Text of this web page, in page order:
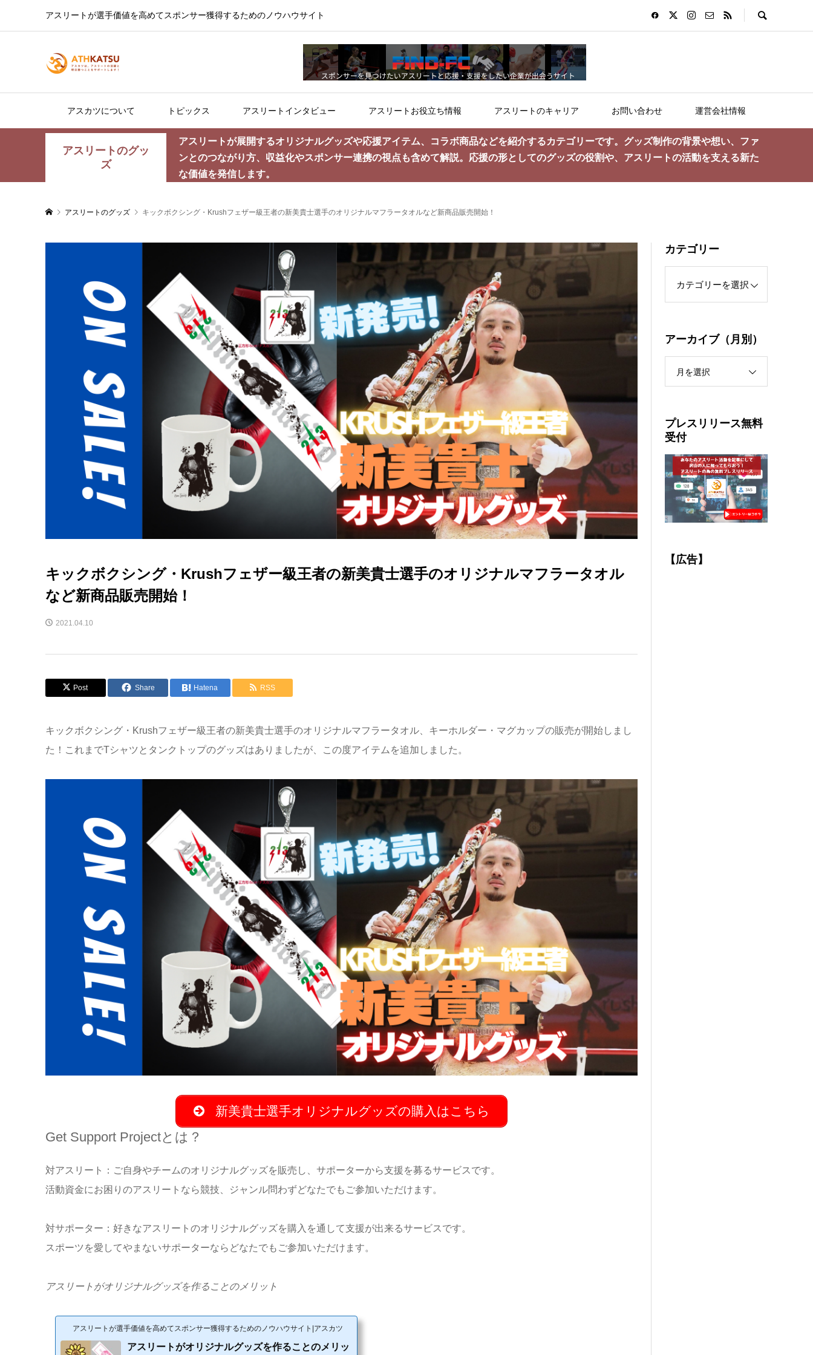
アスリートが選手価値を高めてスポンサー獲得するためのノウハウサイト
アスカツについて トピックス アスリートインタビュー アスリートお役立ち情報 アスリートのキャリア お問い合わせ 運営会社情報
アスリートのグッ
ズ
アスリートが展開するオリジナルグッズや応援アイテム、コラボ商品などを紹介するカテゴリーです。グッズ制作の背景や想い、ファ
ンとのつながり方、収益化やスポンサー連携の視点も含めて解説。応援の形としてのグッズの役割や、アスリートの活動を支える新た
な価値を発信します。
アスリートのグッズ キックボクシング・Krushフェザー級王者の新美貴士選手のオリジナルマフラータオルなど新商品販売開始！
キックボクシング・Krushフェザー級王者の新美貴士選手のオリジナルマフラータオル
など新商品販売開始！
2021.04.10
Post Share Hatena RSS
キックボクシング・Krushフェザー級王者の新美貴士選手のオリジナルマフラータオル、キーホルダー・マグカップの販売が開始しまし
た！これまでTシャツとタンクトップのグッズはありましたが、この度アイテムを追加しました。
新美貴士選手オリジナルグッズの購入はこちら
Get Support Projectとは？
対アスリート：ご自身やチームのオリジナルグッズを販売し、サポーターから支援を募るサービスです。
活動資金にお困りのアスリートなら競技、ジャンル問わずどなたでもご参加いただけます。
対サポーター：好きなアスリートのオリジナルグッズを購入を通して支援が出来るサービスです。
スポーツを愛してやまないサポーターならどなたでもご参加いただけます。
アスリートがオリジナルグッズを作ることのメリット
アスリートが選手価値を高めてスポンサー獲得するためのノウハウサイト|アスカツ
アスリートがオリジナルグッズを作ることのメリッ
カテゴリー
アーカイブ（月別）
月を選択
プレスリリース無料
受付
【広告】